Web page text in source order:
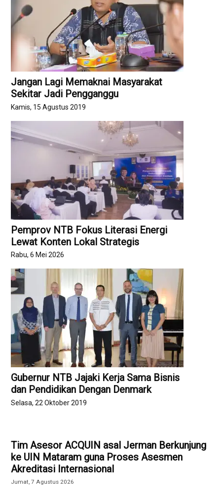
Jangan Lagi Memaknai Masyarakat
Sekitar Jadi Pengganggu
Kamis, 15 Agustus 2019
Pemprov NTB Fokus Literasi Energi
Lewat Konten Lokal Strategis
Rabu, 6 Mei 2026
Gubernur NTB Jajaki Kerja Sama Bisnis
dan Pendidikan Dengan Denmark
Selasa, 22 Oktober 2019
Tim Asesor ACQUIN asal Jerman Berkunjung
ke UIN Mataram guna Proses Asesmen
Akreditasi Internasional
Jumat, 7 Agustus 2026